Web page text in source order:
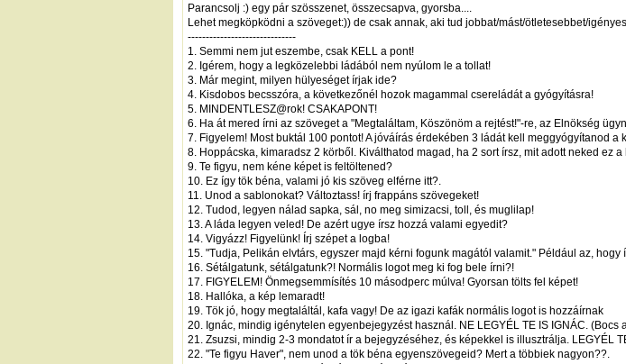
Parancsolj :) egy pár szösszenet, összecsapva, gyorsba....
Lehet megköpködni a szöveget:)) de csak annak, aki tud jobbat/mást/ötletesebbet/
------------------------------
1. Semmi nem jut eszembe, csak KELL a pont!
2. Igérem, hogy a legközelebbi ládából nem nyúlom le a tollat!
3. Már megint, milyen hülyeséget írjak ide?
4. Kisdobos becsszóra, a következőnél hozok magammal csereládát a gyógyításra!
5. MINDENTLESZ@rok! CSAKAPONT!
6. Ha át mered írni az szöveget a "Megtaláltam, Köszönöm a rejtést!"-re, az Elnökség
7. Figyelem! Most buktál 100 pontot! A jóváírás érdekében 3 ládát kell meggyógyítanod a
8. Hoppácska, kimaradsz 2 körből. Kiválthatod magad, ha 2 sort írsz, mit adott neked ez a
9. Te figyu, nem kéne képet is feltöltened?
10. Ez így tök béna, valami jó kis szöveg elférne itt?.
11. Unod a sablonokat? Változtass! írj frappáns szövegeket!
12. Tudod, legyen nálad sapka, sál, no meg simizacsi, toll, és muglilap!
13. A láda legyen veled! De azért ugye írsz hozzá valami egyedit?
14. Vigyázz! Figyelünk! Írj szépet a logba!
15. "Tudja, Pelikán elvtárs, egyszer majd kérni fogunk magától valamit." Például az,
16. Sétálgatunk, sétálgatunk?! Normális logot meg ki fog bele írni?!
17. FIGYELEM! Önmegsemmísítés 10 másodperc múlva! Gyorsan tölts fel képet!
18. Hallóka, a kép lemaradt!
19. Tök jó, hogy megtaláltál, kafa vagy! De az igazi kafák normális logot is hozzáírnak
20. Ignác, mindig igénytelen egyenbejegyzést használ. NE LEGYÉL TE IS IGNÁC.
21. Zsuzsi, mindig 2-3 mondatot ír a bejegyzéséhez, és képekkel is illusztrálja. LEGYÉL
22. "Te figyu Haver", nem unod a tök béna egyenszövegeid? Mert a többiek nagyon??.